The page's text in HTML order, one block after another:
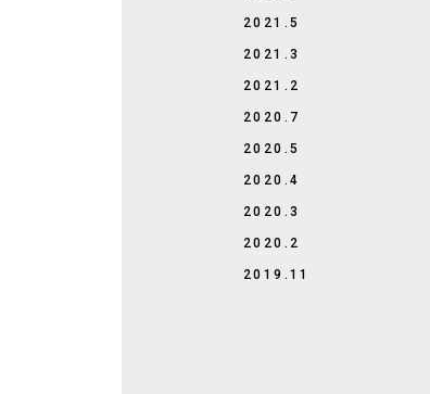
2021.5
2021.3
2021.2
2020.7
2020.5
2020.4
2020.3
2020.2
2019.11